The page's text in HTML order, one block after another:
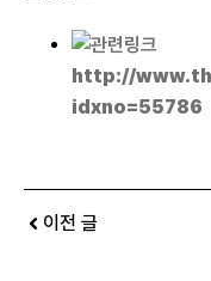
http://
idxno=55786
이전 글